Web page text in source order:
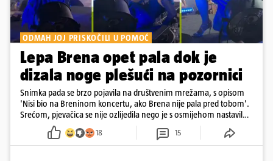
ODMAH JOJ PRISKOČILI U POMOĆ
Lepa Brena opet pala dok je
dizala noge plešući na pozornici
Snimka pada se brzo pojavila na društvenim mrežama, s opisom
'Nisi bio na Breninom koncertu, ako Brena nije pala pred tobom'.
Srećom, pjevačica se nije ozlijedila nego je s osmijehom nastavila
18 15